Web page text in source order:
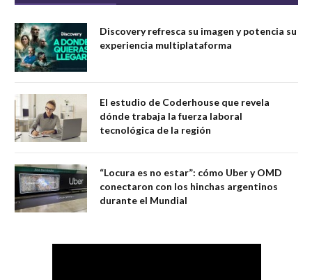
Discovery refresca su imagen y potencia su
experiencia multiplataforma
El estudio de Coderhouse que revela
dónde trabaja la fuerza laboral
tecnológica de la región
“Locura es no estar”: cómo Uber y OMD
conectaron con los hinchas argentinos
durante el Mundial